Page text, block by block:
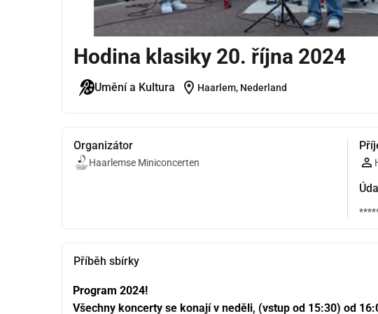
Hodina klasiky 20. října 2024
Umění a Kultura location_on Haarlem, Nederland
Organizátor
Haarlemse Miniconcerten
Příběh sbírky
Program 2024!
Všechny koncerty se konají v neděli, (vstup od 15:30) od